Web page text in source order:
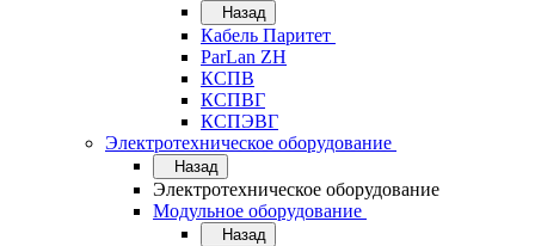
Назад
Кабель Паритет
ParLan ZH
КСПВ
КСПВГ
КСПЭВГ
Электротехническое оборудование
Назад
Электротехническое оборудование
Модульное оборудование
Назад